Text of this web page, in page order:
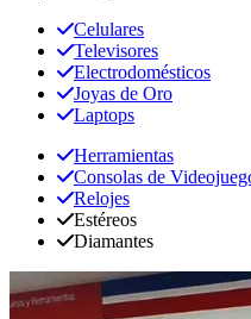
Celulares
Televisores
Electrodomésticos
Joyas de Oro
Laptops
Herramientas
Consolas de
Relojes
Estéreos
Diamantes